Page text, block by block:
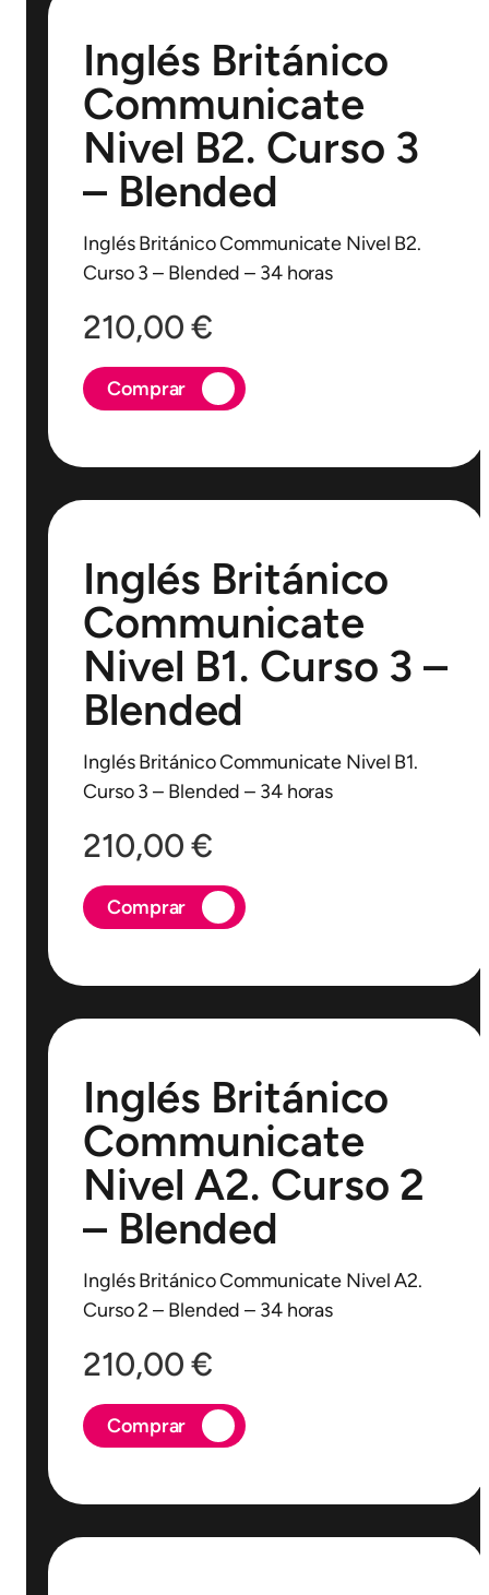
Inglés Británico
Communicate
Nivel B2. Curso 3
– Blended
Inglés Británico Communicate Nivel B2.
Curso 3 – Blended – 34 horas
210,00€
Comprar
Inglés Británico
Communicate
Nivel B1. Curso 3 –
Blended
Inglés Británico Communicate Nivel B1.
Curso 3 – Blended – 34 horas
210,00€
Comprar
Inglés Británico
Communicate
Nivel A2. Curso 2
– Blended
Inglés Británico Communicate Nivel A2.
Curso 2 – Blended – 34 horas
210,00€
Comprar